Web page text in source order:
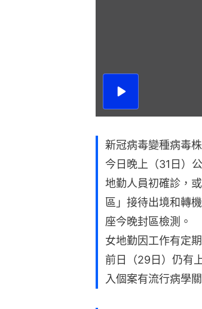
播
新冠病毒變種病毒
今日晚上（31日）
地勤人員初確診，
區」接待出境和轉
座今晚封區檢測。
女地勤因工作有定
前日（29日）仍有
入個案有流行病學